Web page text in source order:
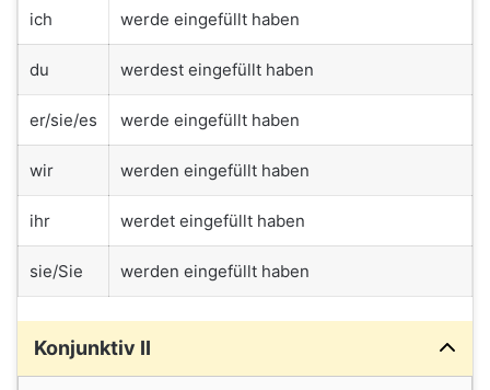
ich werde eingefüllt haben
du werdest eingefüllt haben
er/sie/es werde eingefüllt haben
wir werden eingefüllt haben
ihr werdet eingefüllt haben
sie/Sie werden eingefüllt haben
Konjunktiv II